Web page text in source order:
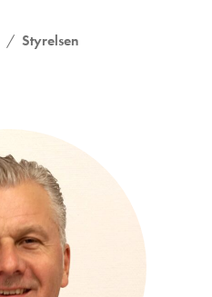
Styrelsen